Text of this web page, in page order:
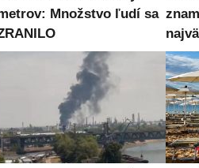
Množstvo ľudí sa